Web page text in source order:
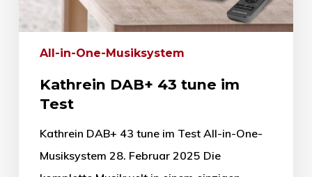
All-in-One-Musiksystem
Kathrein DAB+ 43 tune im
Test
Kathrein DAB+ 43 tune im Test All-in-One-
Musiksystem 28. Februar 2025 Die